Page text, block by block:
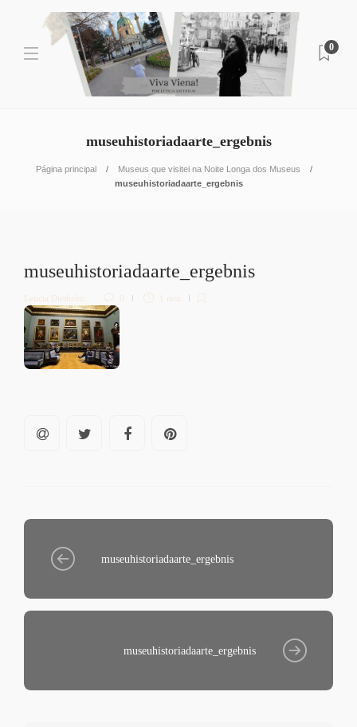
0
museuhistoriadaarte_ergebnis
Página principal
Museus que visitei na Noite Longa dos Museus
museuhistoriadaarte_ergebnis
museuhistoriadaarte_ergebnis
Letícia Diethelm 0 1 min
museuhistoriadaarte_ergebnis
museuhistoriadaarte_ergebnis